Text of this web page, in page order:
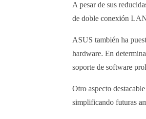
A pesar de sus
de doble conexión
ASUS también ha
hardware. En
soporte de software
Otro aspecto
simplificando futuras